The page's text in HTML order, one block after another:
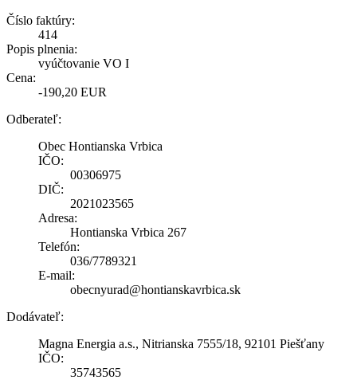
Číslo faktúry:
414
Popis plnenia:
vyúčtovanie VO I
Cena:
-190,20 EUR
Odberateľ:
Obec Hontianska Vrbica
IČO:
00306975
DIČ:
2021023565
Adresa:
Hontianska Vrbica 267
Telefón:
036/7789321
E-mail:
obecnyurad@hontianskavrbica.sk
Dodávateľ:
Magna Energia a.s., Nitrianska 7555/18, 92101 Piešťany
IČO:
35743565